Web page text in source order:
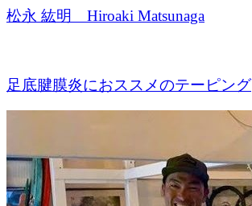
松永 紘明 Hiroaki Matsunaga
足底腱膜炎におススメのテーピング